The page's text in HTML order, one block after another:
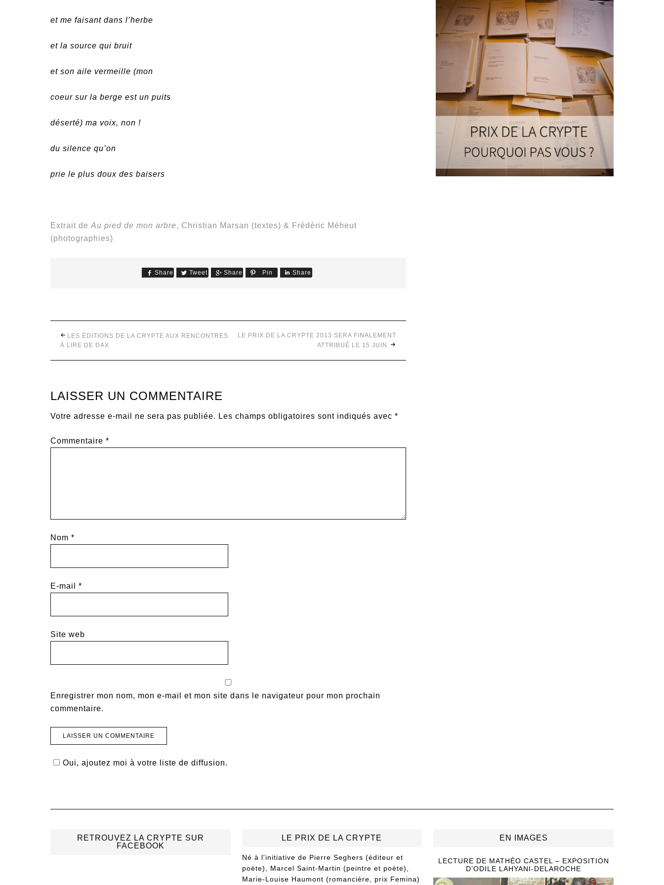
et me faisant dans l’herbe
et la source qui bruit
et son aile vermeille (mon
coeur sur la berge est un puits
déserté) ma voix, non !
du silence qu’on
prie le plus doux des baisers
Extrait de Au pied de mon arbre, Christian Marsan (textes) & Frédéric Méheut
(photographies)
Share Tweet Share Pin Share
LES ÉDITIONS DE LA CRYPTE AUX RENCONTRES
À LIRE DE DAX
LE PRIX DE LA CRYPTE 2013 SERA FINALEMENT
ATTRIBUÉ LE 15 JUIN.
LAISSER UN COMMENTAIRE
Votre adresse e-mail ne sera pas publiée. Les champs obligatoires sont indiqués avec *
Commentaire *
Nom *
E-mail *
Site web
Enregistrer mon nom, mon e-mail et mon site dans le navigateur pour mon prochain
commentaire.
Oui, ajoutez moi à votre liste de diffusion.
RETROUVEZ LA CRYPTE SUR
FACEBOOK
LE PRIX DE LA CRYPTE
Né à l'initiative de Pierre Seghers (éditeur et
poète), Marcel Saint-Martin (peintre et poète),
Marie-Louise Haumont (romancière, prix Femina)
EN IMAGES
LECTURE DE MATHÉO CASTEL – EXPOSITION
D’ODILE LAHYANI-DELAROCHE